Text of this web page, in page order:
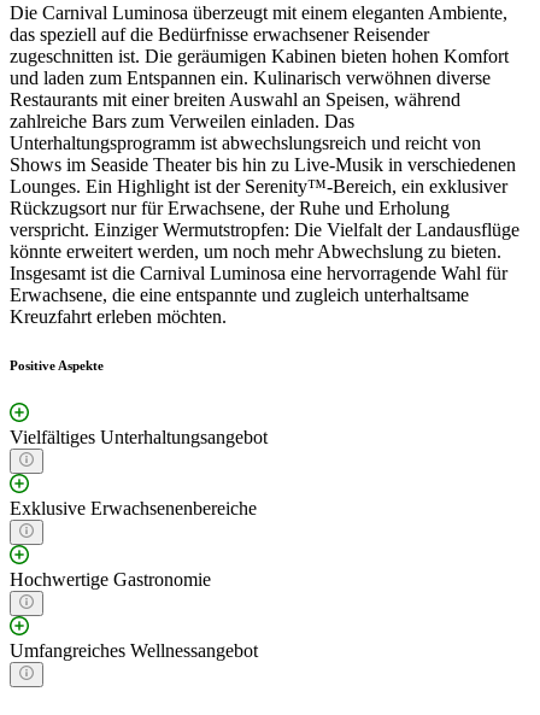
Die Carnival Luminosa überzeugt mit einem eleganten Ambiente,
das speziell auf die Bedürfnisse erwachsener Reisender
zugeschnitten ist. Die geräumigen Kabinen bieten hohen Komfort
und laden zum Entspannen ein. Kulinarisch verwöhnen diverse
Restaurants mit einer breiten Auswahl an Speisen, während
zahlreiche Bars zum Verweilen einladen. Das
Unterhaltungsprogramm ist abwechslungsreich und reicht von
Shows im Seaside Theater bis hin zu Live-Musik in verschiedenen
Lounges. Ein Highlight ist der Serenity™-Bereich, ein exklusiver
Rückzugsort nur für Erwachsene, der Ruhe und Erholung
verspricht. Einziger Wermutstropfen: Die Vielfalt der Landausflüge
könnte erweitert werden, um noch mehr Abwechslung zu bieten.
Insgesamt ist die Carnival Luminosa eine hervorragende Wahl für
Erwachsene, die eine entspannte und zugleich unterhaltsame
Kreuzfahrt erleben möchten.
Positive Aspekte
Vielfältiges Unterhaltungsangebot
Exklusive Erwachsenenbereiche
Hochwertige Gastronomie
Umfangreiches Wellnessangebot